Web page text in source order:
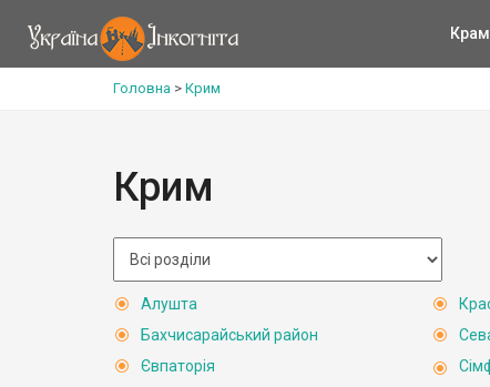
Головна > Крим
Крим
Алушта
Бахчисарайський район
Євпаторія